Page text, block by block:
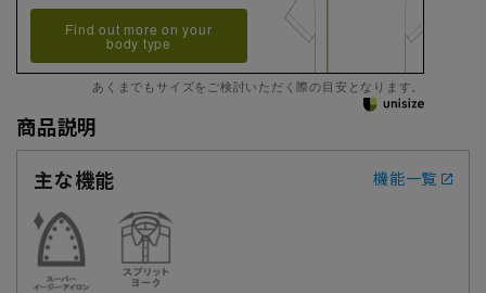
Find out more on your
body type
あくまでもサイズをご検討いただく際の目安となります。
商品説明
主な機能
機能一覧